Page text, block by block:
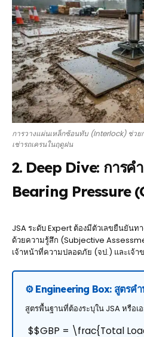
การวางแผ่นเหล็กซ้อนทับ (Interlock) ช่วย
เช่ารถเครนในฤดูฝน
2. Deep Dive: การ
Bearing Pressure
JSA ระดับ Expert ต้องมีตัวเลขยืนยันท
ด้วยความรู้สึก (Subjective
เจ้าหน้าที่ความปลอดภัย (จป.) และเจ้า
⚙️ Engineering Box: สูตรค
สูตรพื้นฐานที่ต้องระบุใน JSA หรือเ
$$GBP = \frac{Total